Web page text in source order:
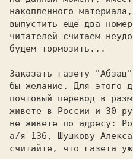
накопленного
выпустить еще два
читателей считаем
будем тормозить...
Заказать газету
бы желание. Для этого
почтовый перевод в
живете в России и 30
не живете по адресу:
а/я 136, Шушкову
считайте, что газета